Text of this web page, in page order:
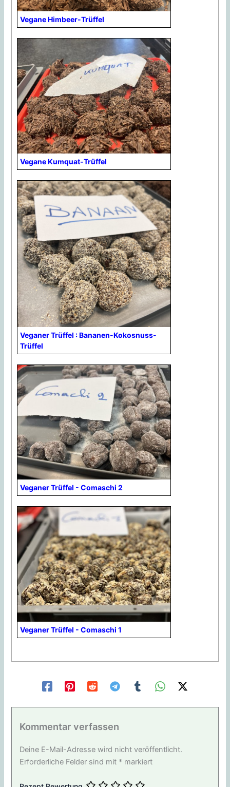
Vegane Himbeer-Trüffel
Vegane Kumquat-Trüffel
Veganer Trüffel : Bananen-Kokosnuss-
Trüffel
Veganer Trüffel - Comaschi 2
Veganer Trüffel - Comaschi 1
Kommentar verfassen
Deine E-Mail-Adresse wird nicht veröffentlicht.
Erforderliche Felder sind mit * markiert